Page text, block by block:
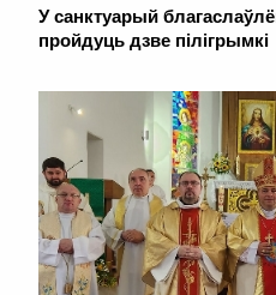
У санктуарый
пройдуць дзве пілігрымкі